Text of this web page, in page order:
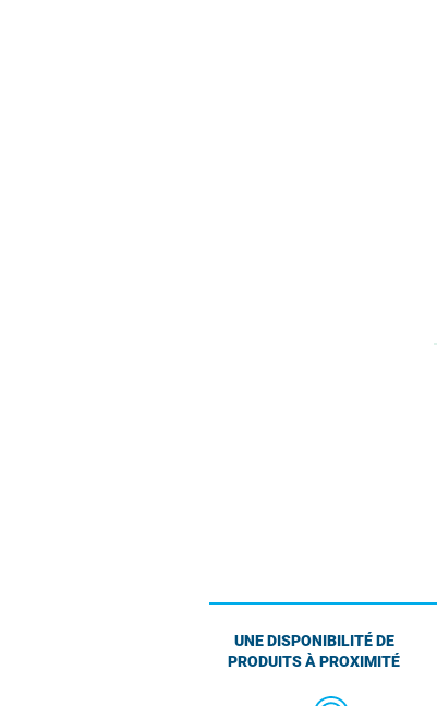
UNE DISPONIBILITÉ DE
PRODUITS À PROXIMITÉ